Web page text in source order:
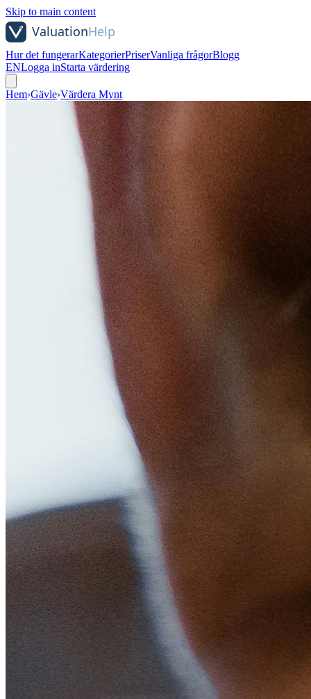
Skip to main content
Hur det fungerarKategorierPriserVanliga frågorBlogg
ENLogga inStarta värdering
Hem›Gävle›Värdera Mynt